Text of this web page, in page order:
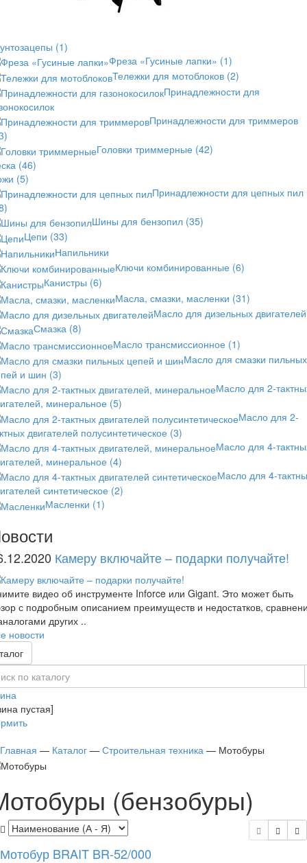
(1)
Фреза «Гусиные лапки» (1)
Тележки для мотоблоков (2)
Принадлежности для
Принадлежности для триммеров
Головки триммерные (42)
(46)
(5)
Принадлежности для цепных пил
Шины для бензопил (35)
Цепи (33)
Напильники
Ключи комбинированные (6)
Канистры (6)
Масла, смазки, масленки (31)
Масло для дизельных двигателей
Смазка (8)
Масло трансмиссионное (1)
Масло для смазки пильных
и шин (3)
Масло для 2-
минеральное (5)
Масло для 2-
двигателей полусинтетическое (3)
Масло для 4-
минеральное (4)
Масло для 4-
синтетическое (2)
Масленки (1)
Камеру включайте – подарки получайте!
видео об инструменте Inforce или Gigant. Это может быть
с подробным описанием преимуществ и недостатков,
других ..
новости
пустая]
Главная — Каталог — Строительная техника — Мотобуры
(бензобуры)
Мотобур BRAIT BR-52/000